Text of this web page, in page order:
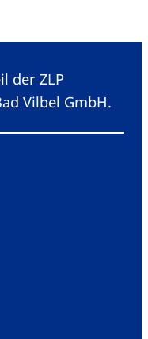
der ZLP
Vilbel GmbH.